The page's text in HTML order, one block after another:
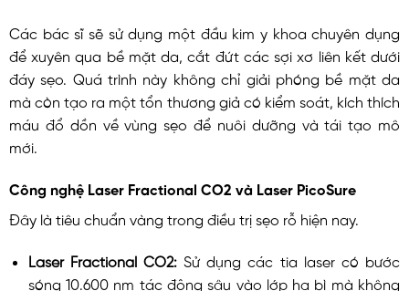
Các bác sĩ sẽ sử dụng một đầu kim y khoa chuyên dụng
để xuyên qua bề mặt da, cắt đứt các sợi xơ liên kết dưới
đáy sẹo. Quá trình này không chỉ giải phóng bề mặt da
mà còn tạo ra một tổn thương giả có kiểm soát, kích thích
máu đổ dồn về vùng sẹo để nuôi dưỡng và tái tạo mô
mới.
Công nghệ Laser Fractional CO2 và Laser PicoSure
Đây là tiêu chuẩn vàng trong điều trị sẹo rỗ hiện nay.
Laser Fractional CO2: Sử dụng các tia laser có bước
sóng 10.600 nm tác động sâu vào lớp hạ bì mà không